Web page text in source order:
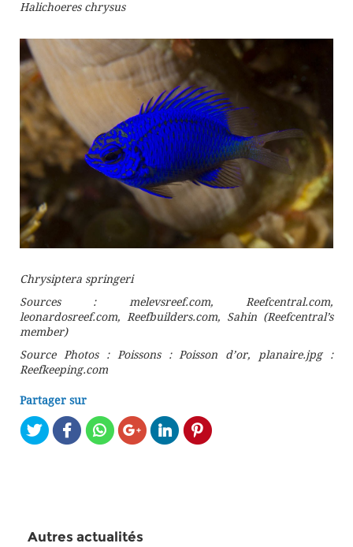
Halichoeres chrysus
Chrysiptera springeri
Sources : melevsreef.com, Reefcentral.com,
leonardosreef.com, Reefbuilders.com, Sahin (Reefcentral’s
member)
Source Photos : Poissons : Poisson d’or, planaire.jpg :
Reefkeeping.com
Partager sur
Autres actualités